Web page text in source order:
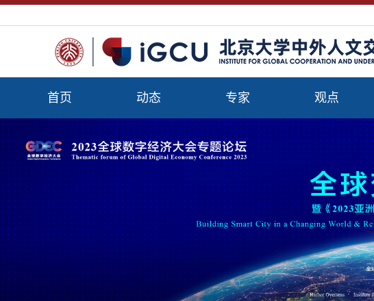
首页 动态 专家 观点